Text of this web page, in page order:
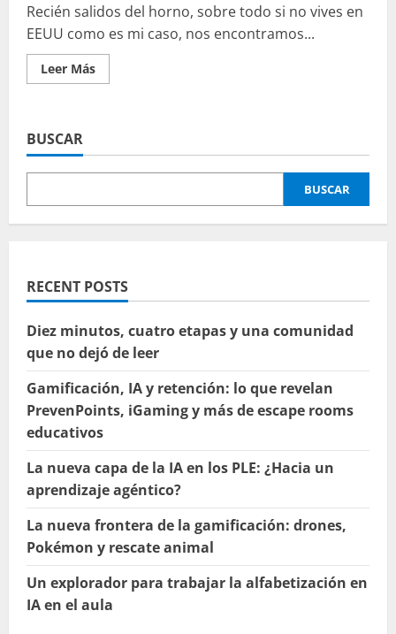
Recién salidos del horno, sobre todo si no vives en
EEUU como es mi caso, nos encontramos...
Leer MásLeer
más
Twitter
el
BUSCAR
BUSCAR
RECENT POSTS
Diez minutos, cuatro etapas y una comunidad
que no dejó de leer
Gamificación, IA y retención: lo que revelan
PrevenPoints, iGaming y más de escape rooms
educativos
La nueva capa de la IA en los PLE: ¿Hacia un
aprendizaje agéntico?
La nueva frontera de la gamificación: drones,
Pokémon y rescate animal
Un explorador para trabajar la alfabetización en
IA en el aula